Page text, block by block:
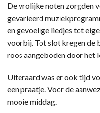
De vrolijke noten zorgden
gevarieerd
en gevoelige liedjes tot
voorbij. Tot slot kregen de
roos aangeboden door het
Uiteraard was er ook tijd
een praatje. Voor de
mooie middag.